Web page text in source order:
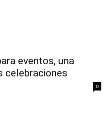
eventos, una
celebraciones
0